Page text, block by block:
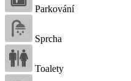
Parkování
Sprcha
Toalety